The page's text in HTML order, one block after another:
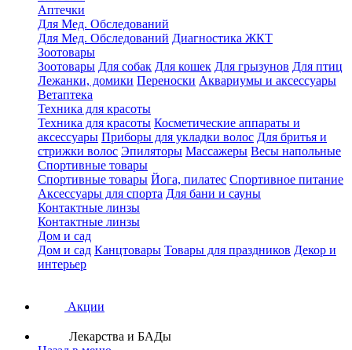
Аптечки
Для Мед. Обследований
Для Мед. Обследований Диагностика ЖКТ
Зоотовары
Зоотовары Для собак Для кошек Для грызунов Для птиц
Лежанки, домики Переноски Аквариумы и аксессуары
Ветаптека
Техника для красоты
Техника для красоты Косметические аппараты и
аксессуары Приборы для укладки волос Для бритья и
стрижки волос Эпиляторы Массажеры Весы напольные
Спортивные товары
Спортивные товары Йога, пилатес Спортивное питание
Аксессуары для спорта Для бани и сауны
Контактные линзы
Контактные линзы
Дом и сад
Дом и сад Канцтовары Товары для праздников Декор и
интерьер
Акции
Лекарства и БАДы